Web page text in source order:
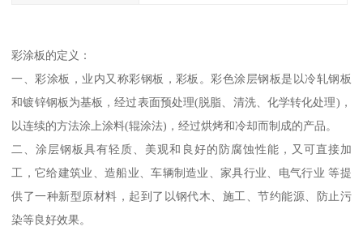
彩涂板的定义：
一、彩涂板，业内又称彩钢板，彩板。彩色涂层钢板是以冷轧钢板
和镀锌钢板为基板，经过表面预处理(脱脂、清洗、化学转化处理)，
以连续的方法涂上涂料(辊涂法)，经过烘烤和冷却而制成的产品。
二、涂层钢板具有轻质、美观和良好的防腐蚀性能，又可直接加
工，它给建筑业、造船业、车辆制造业、家具行业、电气行业 等提
供了一种新型原材料，起到了以钢代木、施工、节约能源、防止污
染等良好效果。